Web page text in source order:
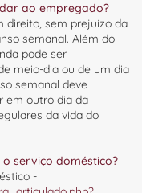
ao empregado?
direito, sem prejuízo da
semanal. Além do
pode ser
meio-dia ou de um dia
semanal deve
em outro dia da
da vida do
serviço doméstico?
-